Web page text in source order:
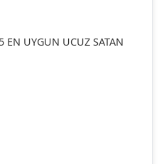
UYGUN UCUZ SATAN